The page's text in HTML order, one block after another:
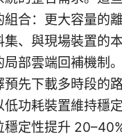
組合：更大容量的
、與現場裝置的
局部雲端回補機制
先下載多時段的
低功耗裝置維持穩
穩定性提升